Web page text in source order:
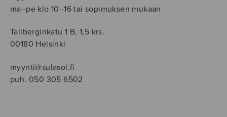
ma–pe klo 10–16 tai sopimuksen mukaan
Tallberginkatu 1 B, 1,5 krs.
00180 Helsinki
myynti@sulasol.fi
puh. 050 305 6502